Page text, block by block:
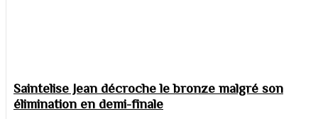
Saintelise Jean décroche le bronze malgré son
élimination en demi-finale